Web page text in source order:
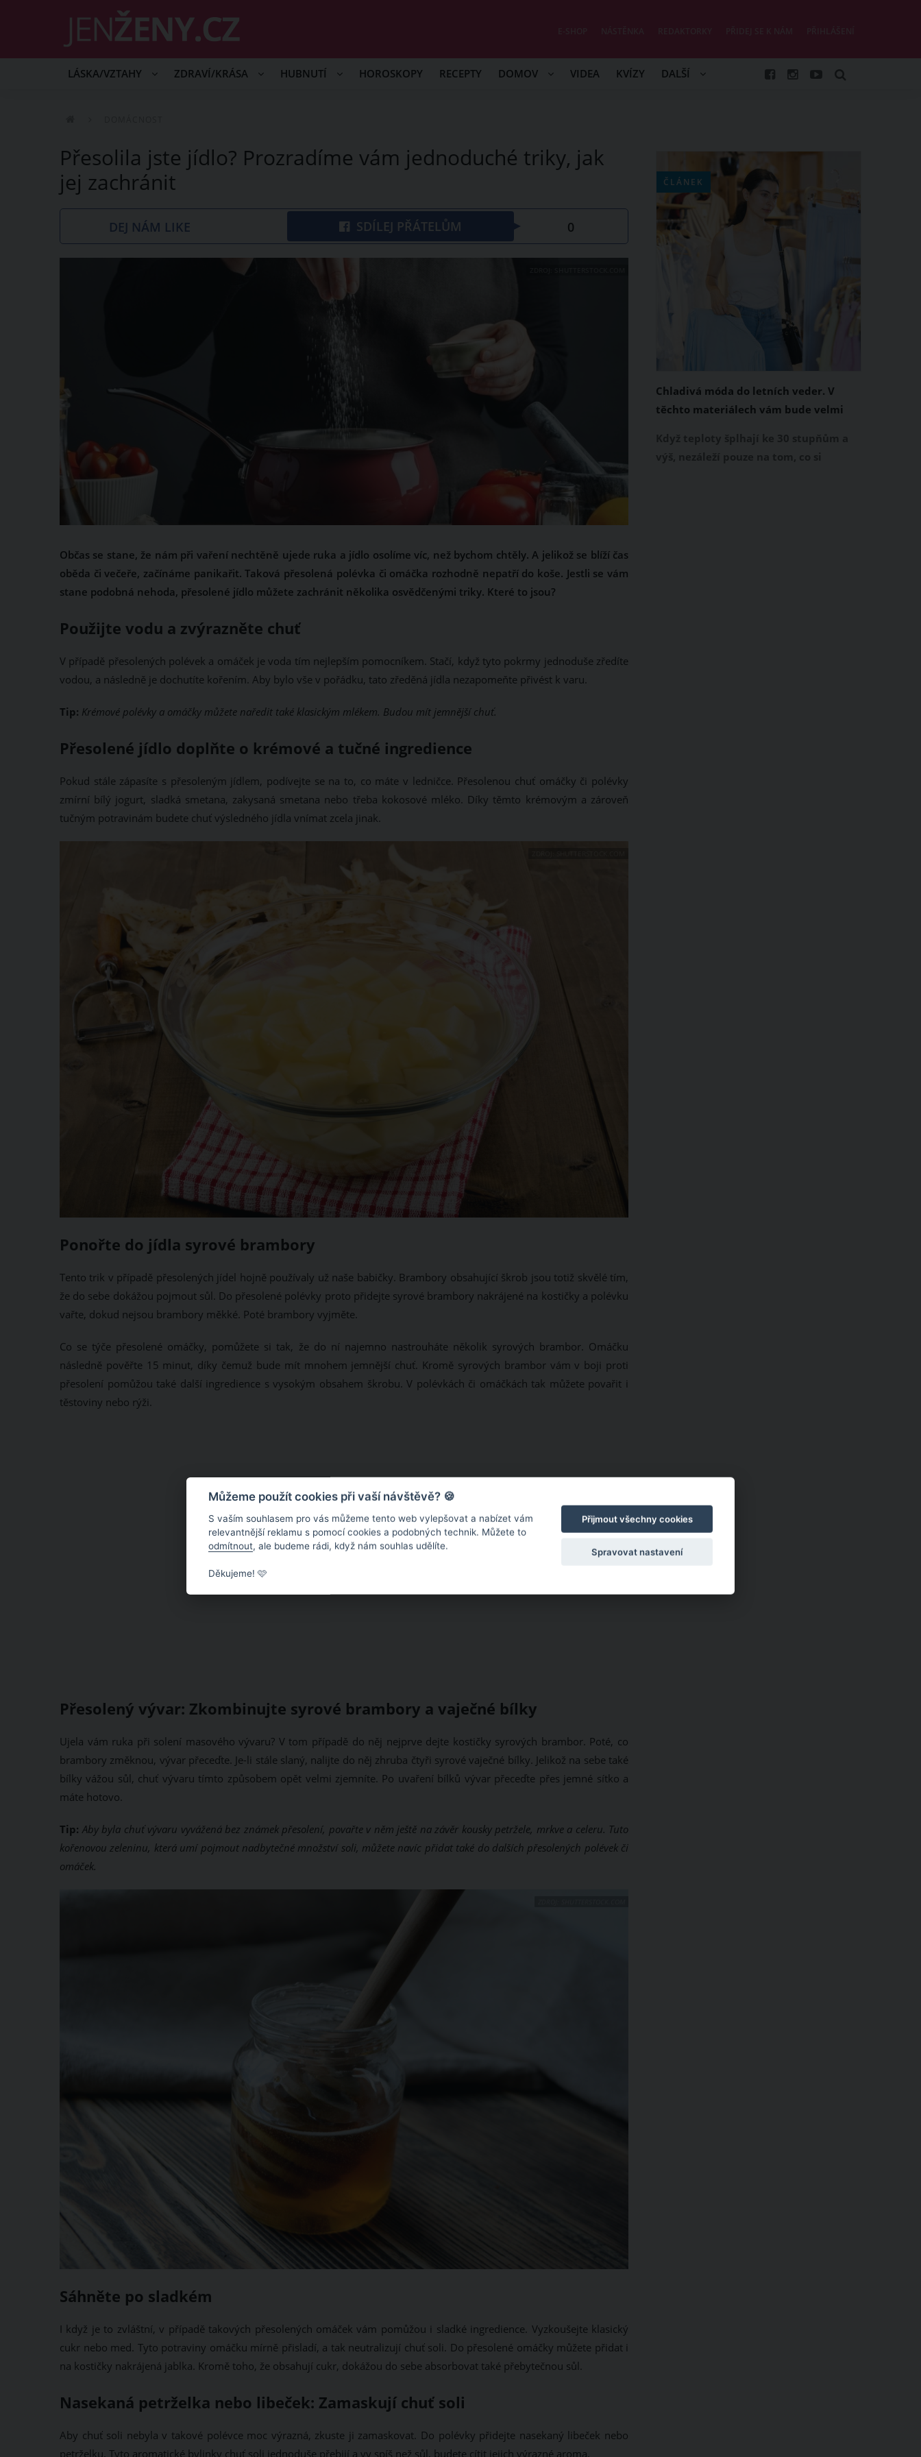
LÁSKA/VZTAHY ZDRAVÍ/KRÁSA HUBNUTÍ HOROSKOPY RECEPTY DOMOV VIDEA KVÍZY DALŠÍ
Přesolila jste jídlo? Prozradíme vám jednoduché triky, jak
jej zachránit
DEJ NÁM LIKE SDÍLEJ PŘÁTELŮM 0
Občas se stane, že nám při vaření nechtěně ujede ruka a jídlo osolíme víc, než bychom chtěly. A jelikož se blíží čas
oběda či večeře, začínáme panikařit. Taková přesolená polévka či omáčka rozhodně nepatří do koše. Jestli se vám
stane podobná nehoda, přesolené jídlo můžete zachránit několika osvědčenými triky. Které to jsou?
Použijte vodu a zvýrazněte chuť
V případě přesolených polévek a omáček je voda tím nejlepším pomocníkem. Stačí, když tyto pokrmy jednoduše zředíte
vodou, a následně je dochutíte kořením. Aby bylo vše v pořádku, tato zředěná jídla nezapomeňte přivést k varu.
Tip: Krémové polévky a omáčky můžete naředit také klasickým mlékem. Budou mít jemnější chuť.
Přesolené jídlo doplňte o krémové a tučné ingredience
Pokud stále zápasíte s přesoleným jídlem, podívejte se na to, co máte v ledničce. Přesolenou chuť omáčky či polévky
zmírní bílý jogurt, sladká smetana, zakysaná smetana nebo třeba kokosové mléko. Díky těmto krémovým a zároveň
tučným potravinám budete chuť výsledného jídla vnímat zcela jinak.
Ponořte do jídla syrové brambory
Tento trik v případě přesolených jídel hojně používaly už naše babičky. Brambory obsahující škrob jsou totiž skvělé tím,
že do sebe dokážou pojmout sůl. Do přesolené polévky proto přidejte syrové brambory nakrájené na kostičky a polévku
vařte, dokud nejsou brambory měkké. Poté brambory vyjměte.
Co se týče přesolené omáčky, pomůžete si tak, že do ní najemno nastrouháte několik syrových brambor. Omáčku
následně pověřte 15 minut, díky čemuž bude mít mnohem jemnější chuť. Kromě syrových brambor vám v boji proti
přesolení pomůžou také další ingredience s vysokým obsahem škrobu. V polévkách či omáčkách tak můžete povařit i
těstoviny nebo rýži.
Přesolený vývar: Zkombinujte syrové brambory a vaječné bílky
Ujela vám ruka při solení masového vývaru? V tom případě do něj nejprve dejte kostičky syrových brambor. Poté, co
brambory změknou, vývar přeceďte. Je-li stále slaný, nalijte do něj zhruba čtyři syrové vaječné bílky. Jelikož na sebe také
bílky vážou sůl, chuť vývaru tímto způsobem opět velmi zjemníte. Po uvaření bílků vývar přeceďte přes jemné sítko a
máte hotovo.
Tip: Aby byla chuť vývaru vyvážená bez známek přesolení, povařte v něm ještě na závěr kousky petržele, mrkve a celeru. Tuto
kořenovou zeleninu, která umí pojmout nadbytečné množství soli, můžete navíc přidat také do dalších přesolených polévek či
omáček.
Sáhněte po sladkém
I když je to zvláštní, v případě takových přesolených omáček vám pomůžou i sladké ingredience. Vyzkoušejte klasický
cukr nebo med. Tyto potraviny omáčku mírně přisladí, a tak neutralizují chuť soli. Do přesolené omáčky můžete přidat i
na kostičky nakrájená jablka. Kromě toho, že obsahují cukr, dokážou do sebe absorbovat také přebytečnou sůl.
Nasekaná petrželka nebo libeček: Zamaskují chuť soli
Aby chuť soli nebyla v takové polévce moc výrazná, zkuste ji zamaskovat. Do polévky přidejte nasekaný libeček nebo
petrželku. Tyto aromatické bylinky chuť soli jednoduše přebijí a vy spíš než sůl, budete cítit jejich výrazné aroma.
ČLÁNEK
Chladivá móda do letních veder. V
těchto materiálech vám bude velmi
Můžeme použít cookies při vaší návštěvě? 🍪
S vaším souhlasem pro vás můžeme tento web vylepšovat a nabízet vám
relevantnější reklamu s pomocí cookies a podobných technik. Můžete to
odmítnout, ale budeme rádi, když nám souhlas udělíte.
Děkujeme! 🩷
Přijmout všechny cookies
Spravovat nastavení